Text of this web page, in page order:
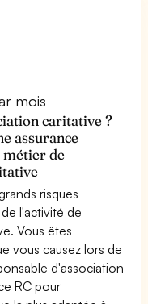
mois
caritative ?
assurance
de
risques
l'activité de
Vous êtes
vous causez lors de
d'association
RC pour